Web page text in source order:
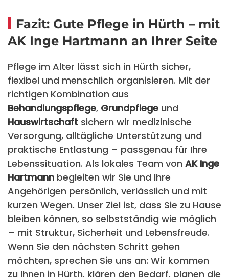
Fazit: Gute Pflege in Hürth – mit
AK Inge Hartmann an Ihrer Seite
Pflege im Alter lässt sich in Hürth sicher,
flexibel und menschlich organisieren. Mit der
richtigen Kombination aus
Behandlungspflege, Grundpflege und
Hauswirtschaft sichern wir medizinische
Versorgung, alltägliche Unterstützung und
praktische Entlastung – passgenau für Ihre
Lebenssituation. Als lokales Team von AK Inge
Hartmann begleiten wir Sie und Ihre
Angehörigen persönlich, verlässlich und mit
kurzen Wegen. Unser Ziel ist, dass Sie zu Hause
bleiben können, so selbstständig wie möglich
– mit Struktur, Sicherheit und Lebensfreude.
Wenn Sie den nächsten Schritt gehen
möchten, sprechen Sie uns an: Wir kommen
zu Ihnen in Hürth, klären den Bedarf, planen die